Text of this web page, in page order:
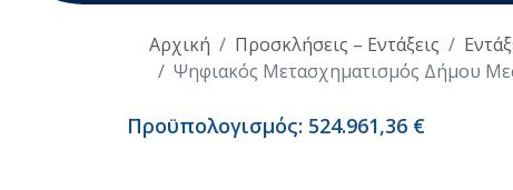
Αρχική Προσκλήσεις – Εντάξεις
Ψηφιακός Μετασχηματισμός Δήμου
Προϋπολογισμός: 524.961,36 €